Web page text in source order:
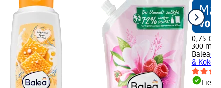
0,75 €
300 ml
Balea
&